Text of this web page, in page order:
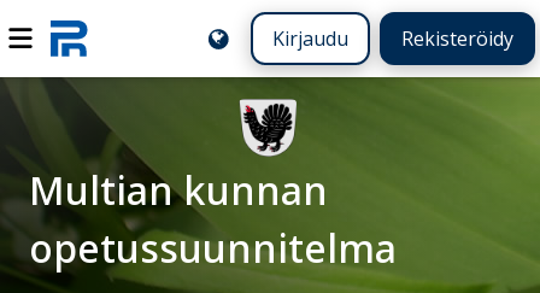
Kirjaudu Rekisteröidy
Multian kunnan
opetussuunnitelma